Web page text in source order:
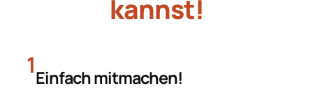
kannst!
1Einfach mitmachen!